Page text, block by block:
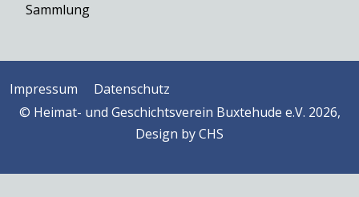
Sammlung
Impressum
Datenschutz
© Heimat- und Geschichtsverein Buxtehude e.V. 2026,
Design byCHS